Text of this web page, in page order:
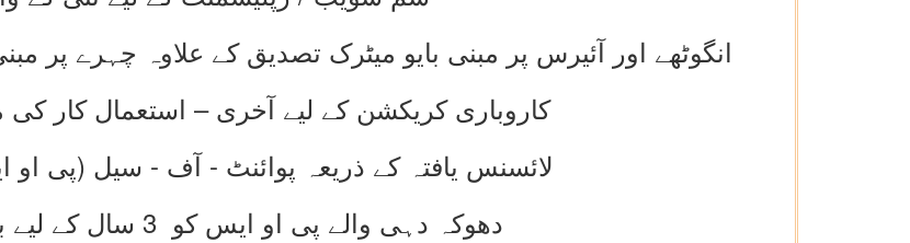
انگوٹھے اور آئیرس پر مبنی بایو میٹرک تصدیق کے علاوہ چہرے پر
کاروباری کریکشن کے لیے آخری – استعمال کار
لائسنس یافتہ کے ذریعہ پوائنٹ - آف - سیل (پی
دھوکہ دہی والے پی او ایس کو 3 سال کے لیے بلیک لسٹ کرنا